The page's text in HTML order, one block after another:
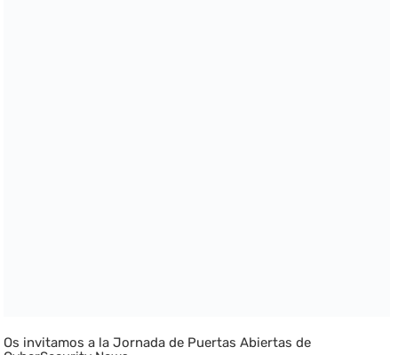
Os invitamos a la Jornada de Puertas Abiertas de